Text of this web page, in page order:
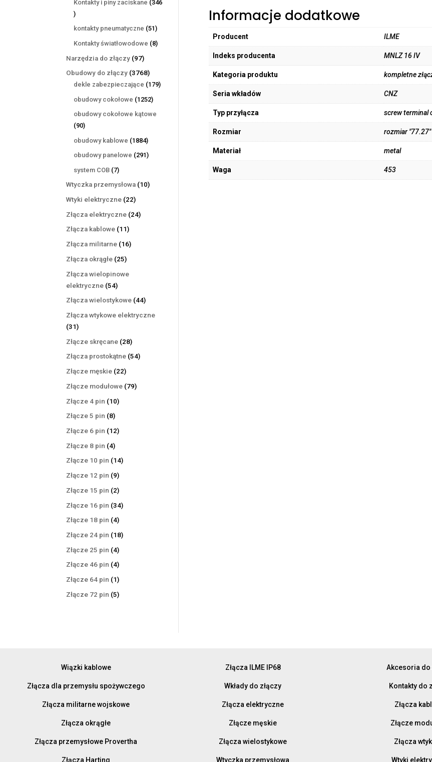
produktów
Kontakty i piny zaciskane 346
346
produktów
kontakty pneumatyczne 5151
produktów
Kontakty światłowodowe 88
Narzędzia do złączy 9797
produktów
Obudowy do złączy 37683768
produktów
dekle zabezpieczające 179179
obudowy cokołowe 12521252
obudowy cokołowe kątowe
9090
produktów
obudowy kablowe 18841884
produkty
obudowy panelowe 291291
system COB 77
produktów
Wtyczka przemysłowa 1010
Wtyki elektryczne 2222
produkty
Złącza elektryczne 2424
Złącza kablowe 1111
produktów
Złącza militarne 1616
Złącza okrągłe 2525
Złącza wielopinowe
elektryczne 5454
produkty
Złącza wielostykowe 4444
Złącza wtykowe elektryczne
3131
produktów
Złącze skręcane 2828
produktów
Złącza prostokątne 5454
Złącze męskie 2222
produkty
Złącze modułowe 7979
Złącze 4 pin 1010
Złącze 5 pin 88
produktów
Złącze 6 pin 1212
Złącze 8 pin 44
produkty
Złącze 10 pin 1414
Złącze 12 pin 99
produktów
Złącze 15 pin 22
produkty
Złącze 16 pin 3434
Złącze 18 pin 44
produkty
Złącze 24 pin 1818
Złącze 25 pin 44
produkty
Złącze 46 pin 44
produkty
Złącze 64 pin 11
produkt
Złącze 72 pin 55
Informacje dodatkowe
Producent ILME
Indeks producenta MNLZ 16 IV
Kategoria produktu kompletne
Seria wkładów CNZ
Typ przyłącza screw terminal
Rozmiar rozmiar "77.27"
Materiał metal
Waga 453
Wiązki kablowe
Złącza dla przemysłu spożywczego
Złącza militarne wojskowe
Złącza okrągłe
Złącza przemysłowe Provertha
Złącza Harting
Złącza ILME IP68
Wkłady do złączy
Złącza elektryczne
Złącze męskie
Złącza wielostykowe
Wtyczka przemysłowa
Akcesoria do
Kontakty do
Złącza
Złącze
Złącza
Wtyki